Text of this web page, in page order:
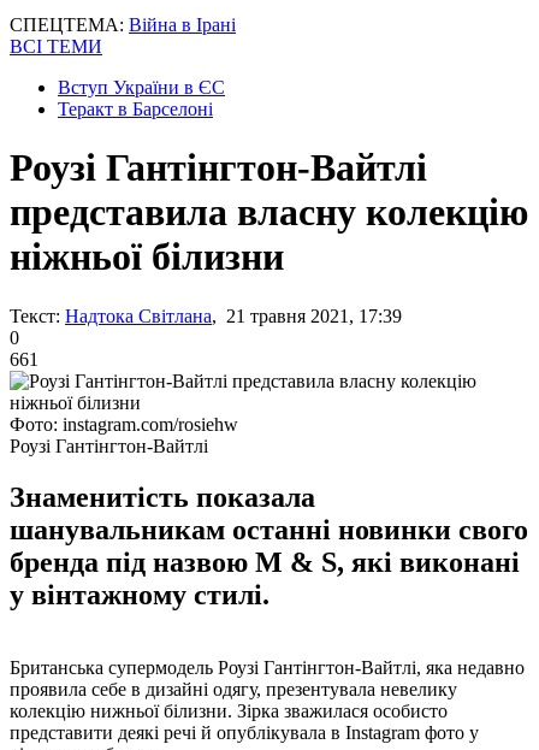
СПЕЦТЕМА: Війна в Ірані
ВСІ ТЕМИ
Вступ України в ЄС
Теракт в Барселоні
Роузі Гантінгтон-Вайтлі
представила власну колекцію
ніжньої білизни
Текст: Надтока Світлана, 21 травня 2021, 17:39
0
661
Фото: instagram.com/rosiehw
Роузі Гантінгтон-Вайтлі
Знаменитість показала
шанувальникам останні новинки свого
бренда під назвою M & S, які виконані
у вінтажному стилі.
Британська супермодель Роузі Гантінгтон-Вайтлі, яка недавно
проявила себе в дизайні одягу, презентувала невелику
колекцію нижньої білизни. Зірка зважилася особисто
представити деякі речі й опублікувала в Instagram фото у